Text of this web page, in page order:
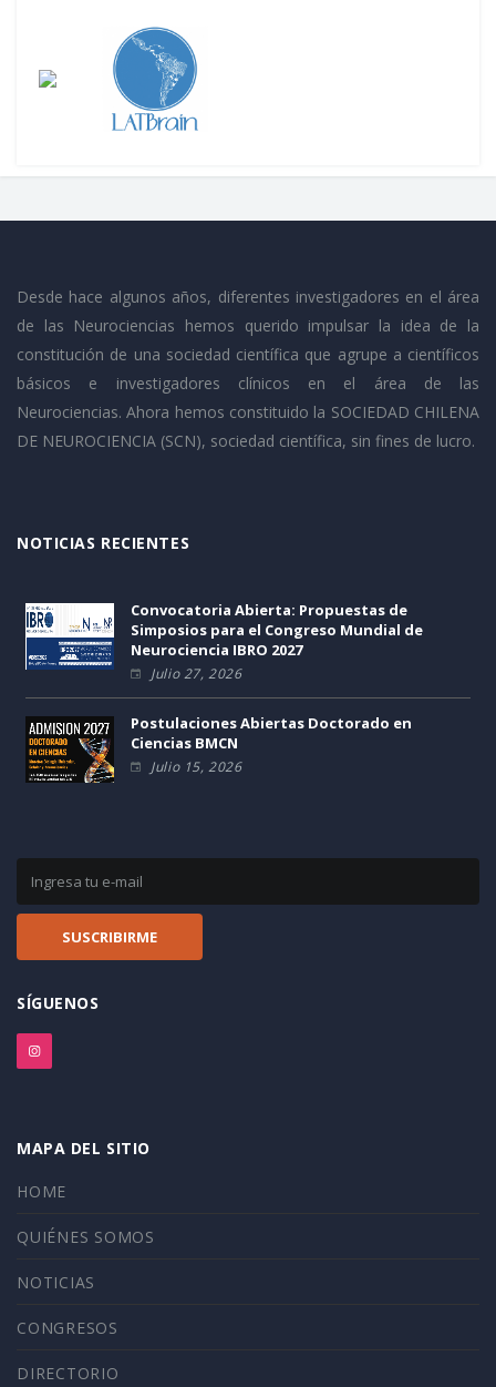
Desde hace algunos años, diferentes investigadores en el área
de las Neurociencias hemos querido impulsar la idea de la
constitución de una sociedad científica que agrupe a científicos
básicos e investigadores clínicos en el área de las
Neurociencias. Ahora hemos constituido la SOCIEDAD CHILENA
DE NEUROCIENCIA (SCN), sociedad científica, sin fines de lucro.
NOTICIAS RECIENTES
Convocatoria Abierta: Propuestas de
Simposios para el Congreso Mundial de
Neurociencia IBRO 2027
Julio 27, 2026
Postulaciones Abiertas Doctorado en
Ciencias BMCN
Julio 15, 2026
SÍGUENOS
MAPA DEL SITIO
HOME
QUIÉNES SOMOS
NOTICIAS
CONGRESOS
DIRECTORIO